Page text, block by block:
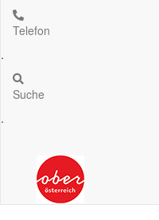
Telefon
.
Suche
.